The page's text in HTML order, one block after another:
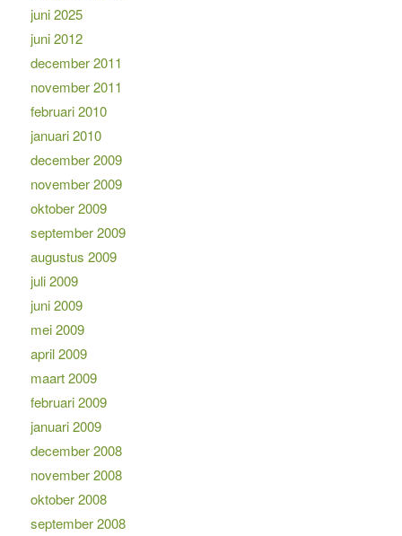
juni 2025
juni 2012
december 2011
november 2011
februari 2010
januari 2010
december 2009
november 2009
oktober 2009
september 2009
augustus 2009
juli 2009
juni 2009
mei 2009
april 2009
maart 2009
februari 2009
januari 2009
december 2008
november 2008
oktober 2008
september 2008